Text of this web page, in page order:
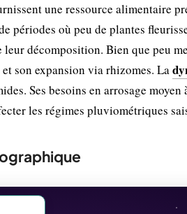
une ressource alimentaire
périodes où peu de plantes
décomposition. Bien que peu
son expansion via rhizomes. La
Ses besoins en arrosage
les régimes pluviométriques